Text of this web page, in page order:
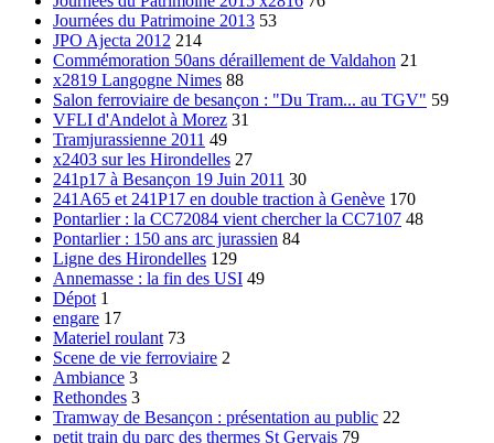
Journées du Patrimoine 2013 53
JPO Ajecta 2012 214
Commémoration 50ans déraillement de Valdahon 21
x2819 Langogne Nimes 88
Salon ferroviaire de besançon : "Du Tram... au TGV" 59
VFLI d'Andelot à Morez 31
Tramjurassienne 2011 49
x2403 sur les Hirondelles 27
241p17 à Besançon 19 Juin 2011 30
241A65 et 241P17 en double traction à Genève 170
Pontarlier : la CC72084 vient chercher la CC7107 48
Pontarlier : 150 ans arc jurassien 84
Ligne des Hirondelles 129
Annemasse : la fin des USI 49
Dépot 1
engare 17
Materiel roulant 73
Scene de vie ferroviaire 2
Ambiance 3
Rethondes 3
Tramway de Besançon : présentation au public 22
petit train du parc des thermes St Gervais 79